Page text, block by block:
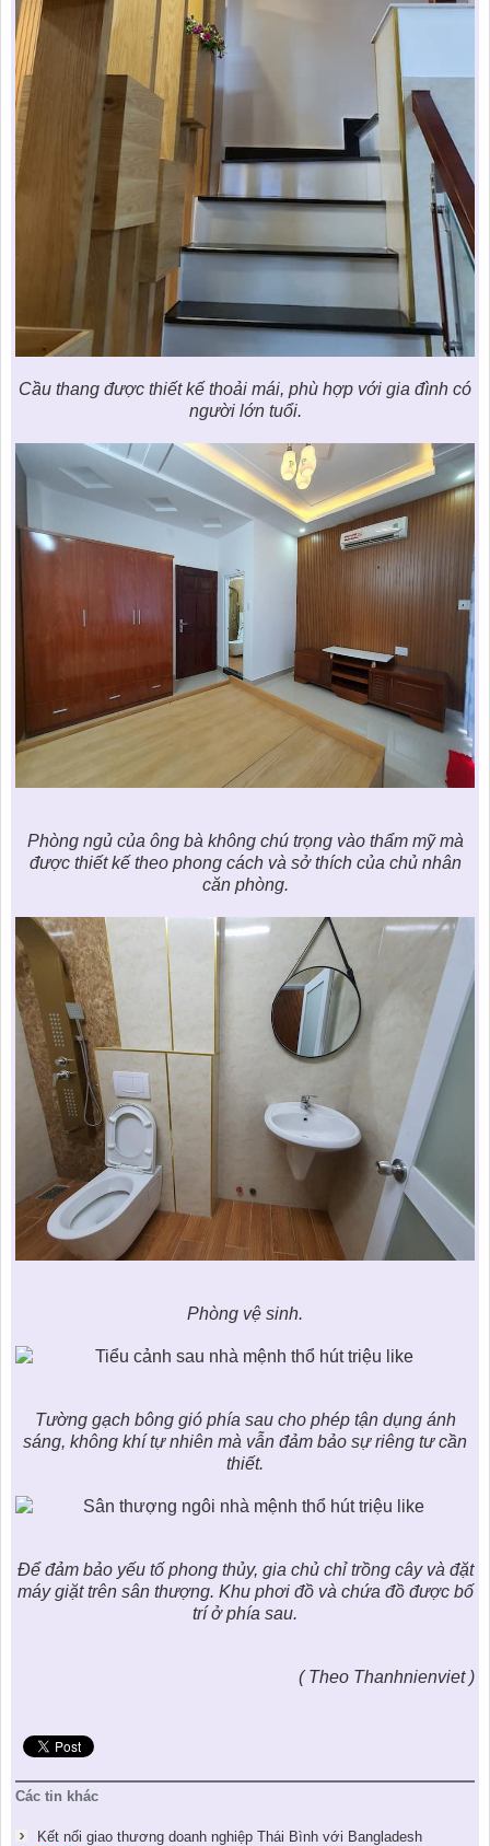
Cầu thang được thiết kế thoải mái, phù hợp với gia đình có
người lớn tuổi.
Phòng ngủ của ông bà không chú trọng vào thẩm mỹ mà
được thiết kế theo phong cách và sở thích của chủ nhân
căn phòng.
Phòng vệ sinh.
Tường gạch bông gió phía sau cho phép tận dụng ánh
sáng, không khí tự nhiên mà vẫn đảm bảo sự riêng tư cần
thiết.
Để đảm bảo yếu tố phong thủy, gia chủ chỉ trồng cây và đặt
máy giặt trên sân thượng. Khu phơi đồ và chứa đồ được bố
trí ở phía sau.
( Theo Thanhnienviet )
Các tin khác
Kết nối giao thương doanh nghiệp Thái Bình với Bangladesh